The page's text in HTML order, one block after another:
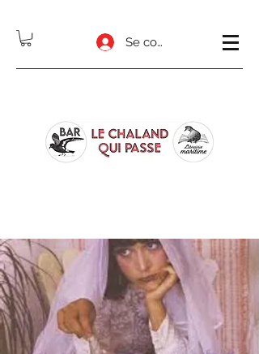
Se connecter